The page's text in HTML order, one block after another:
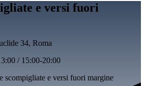
e versi fuori
34, Roma
/ 15:00-20:00
scompigliate e versi fuori margine